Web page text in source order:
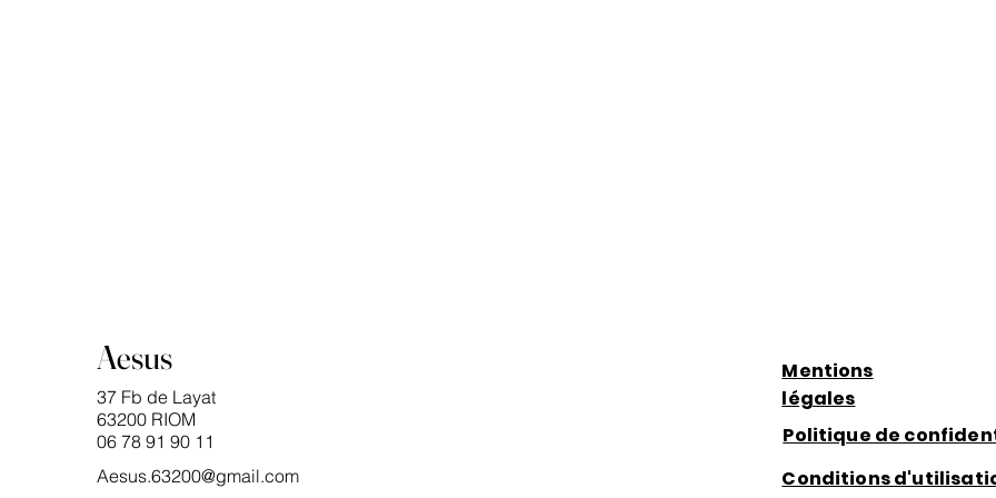
Aesus
37 Fb de Layat
63200 RIOM
06 78 91 90 11
Aesus.63200@gmail.com
Mentions
légales
Politique de
Conditions